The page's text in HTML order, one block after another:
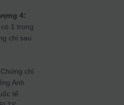
4:
1 trong
chỉ sau
chỉ
Anh
tế